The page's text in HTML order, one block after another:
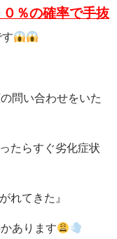
０％の確率で手抜
問い合わせをいた
たらすぐ劣化症状
れてきた』
あります